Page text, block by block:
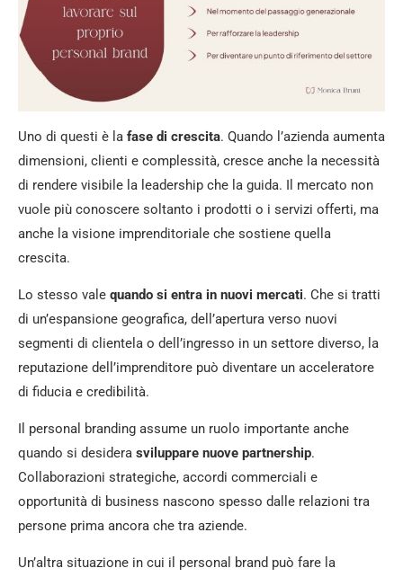
Uno di questi è la fase di crescita. Quando l’azienda aumenta
dimensioni, clienti e complessità, cresce anche la necessità
di rendere visibile la leadership che la guida. Il mercato non
vuole più conoscere soltanto i prodotti o i servizi offerti, ma
anche la visione imprenditoriale che sostiene quella
crescita.
Lo stesso vale quando si entra in nuovi mercati. Che si tratti
di un’espansione geografica, dell’apertura verso nuovi
segmenti di clientela o dell’ingresso in un settore diverso, la
reputazione dell’imprenditore può diventare un acceleratore
di fiducia e credibilità.
Il personal branding assume un ruolo importante anche
quando si desidera sviluppare nuove partnership.
Collaborazioni strategiche, accordi commerciali e
opportunità di business nascono spesso dalle relazioni tra
persone prima ancora che tra aziende.
Un’altra situazione in cui il personal brand può fare la